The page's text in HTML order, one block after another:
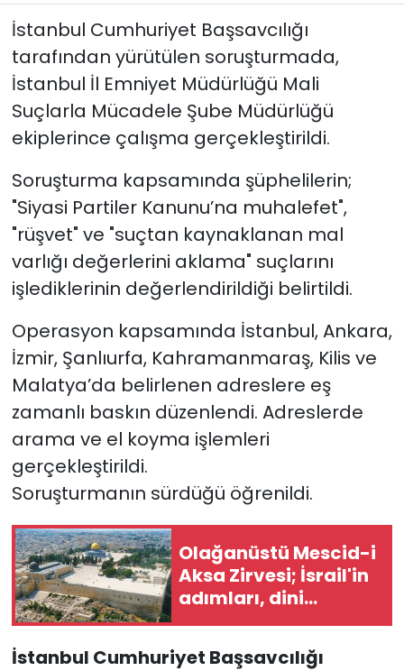
İstanbul Cumhuriyet Başsavcılığı
tarafından yürütülen soruşturmada,
İstanbul İl Emniyet Müdürlüğü Mali
Suçlarla Mücadele Şube Müdürlüğü
ekiplerince çalışma gerçekleştirildi.
Soruşturma kapsamında şüphelilerin;
"Siyasi Partiler Kanunu’na muhalefet",
"rüşvet" ve "suçtan kaynaklanan mal
varlığı değerlerini aklama" suçlarını
işlediklerinin değerlendirildiği belirtildi.
Operasyon kapsamında İstanbul, Ankara,
İzmir, Şanlıurfa, Kahramanmaraş, Kilis ve
Malatya’da belirlenen adreslere eş
zamanlı baskın düzenlendi. Adreslerde
arama ve el koyma işlemleri
gerçekleştirildi.
Soruşturmanın sürdüğü öğrenildi.
Olağanüstü Mescid-i
Aksa Zirvesi; İsrail'in
adımları, dini
çatışmayı
İstanbul Cumhuriyet Başsavcılığı